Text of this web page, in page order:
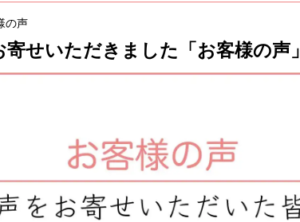
せいただきました「お客様の声」
の声